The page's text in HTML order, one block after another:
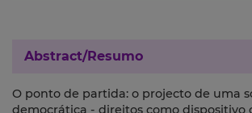
Abstract/Resumo
O ponto de partida: o projecto de uma
democrática - direitos como dispositivo